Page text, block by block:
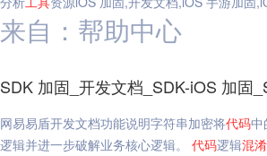
来自：帮助中心
SDK 加固_开发文档_SDK-iOS 加
网易易盾开发文档功能说明字符串加密将代码中
逻辑并进一步破解业务核心逻辑。 代码逻辑混淆